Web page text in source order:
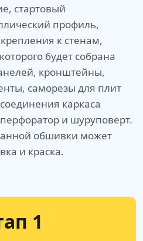
стартовый
профиль,
к стенам,
будет собрана
кронштейны,
саморезы для плит
каркаса
и шуруповерт.
обшивки может
и краска.
1